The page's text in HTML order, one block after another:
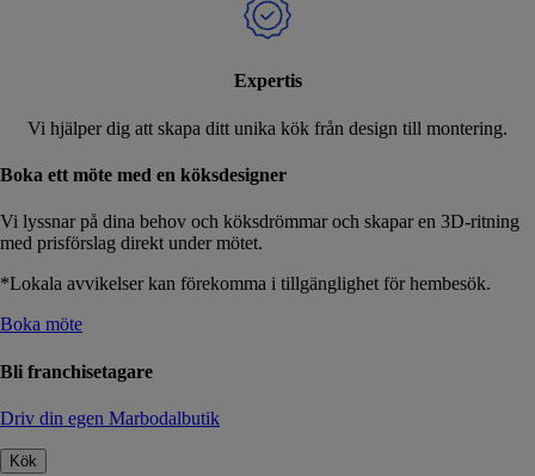
Expertis
Vi hjälper dig att skapa ditt unika kök från design till montering.
Boka ett möte med en köksdesigner
Vi lyssnar på dina behov och köksdrömmar och skapar en 3D-ritning
med prisförslag direkt under mötet.
*Lokala avvikelser kan förekomma i tillgänglighet för hembesök.
Boka möte
Bli franchisetagare
Driv din egen Marbodalbutik
Kök